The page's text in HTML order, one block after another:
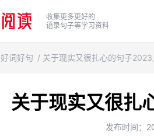
收集更多更好的
语录句子等学习资料
好词好句 / 关于现实又很扎心的句子
关于现实又很扎
发布时间：